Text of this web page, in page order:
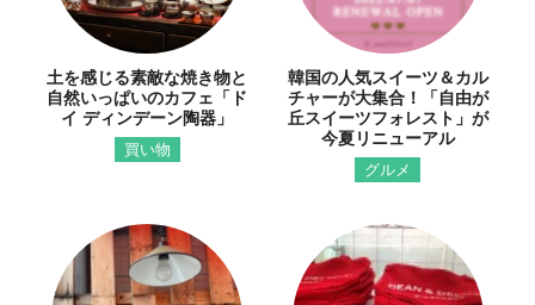
土を感じる素敵な焼き物と
自然いっぱいのカフェ「ド
イ ディンデーン陶器」
買い物
韓国の人気スイーツ＆カル
チャーが大集合！「自由が
丘スイーツフォレスト」が
今夏リニューアル
グルメ